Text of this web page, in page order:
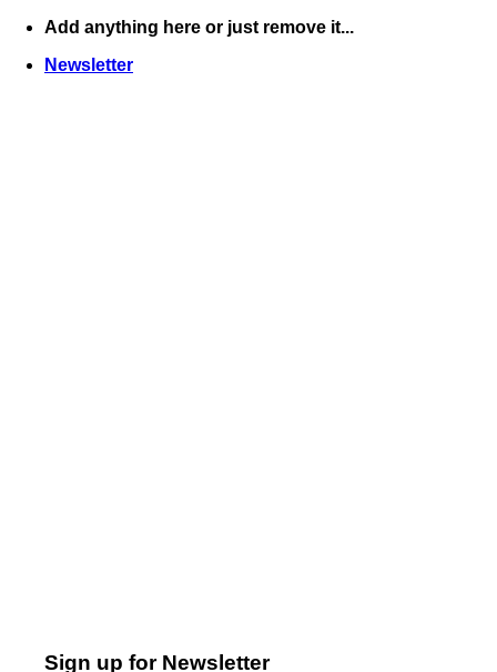
Skip
content
Add anything here or just remove it...
Newsletter
Sign up for Newsletter